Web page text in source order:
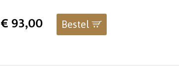
€93,00 Bestel